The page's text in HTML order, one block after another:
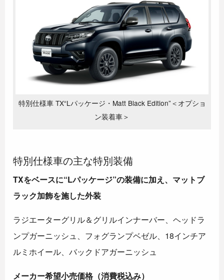
特別仕様車 TX“Lパッケージ・Matt Black Edition”＜オプショ
ン装着車＞
特別仕様車の主な特別装備
TXをベースに“Lパッケージ”の装備に加え、 マットブ
ラック加飾を施した外装
ラジエーターグリル＆グリルインナーバー、 ヘッドラ
ンプガーニッシュ、 フォグランプベゼル、 18インチア
ルミホイール、 バックドアガーニッシュ
メーカー希望小売価格 （消費税込み）